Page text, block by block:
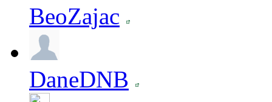
BeoZajac
DaneDNB